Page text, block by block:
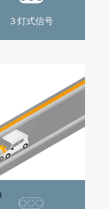
３灯式信号